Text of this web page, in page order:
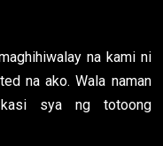
na kami ni
na ako. Wala naman
kasi sya ng totoong